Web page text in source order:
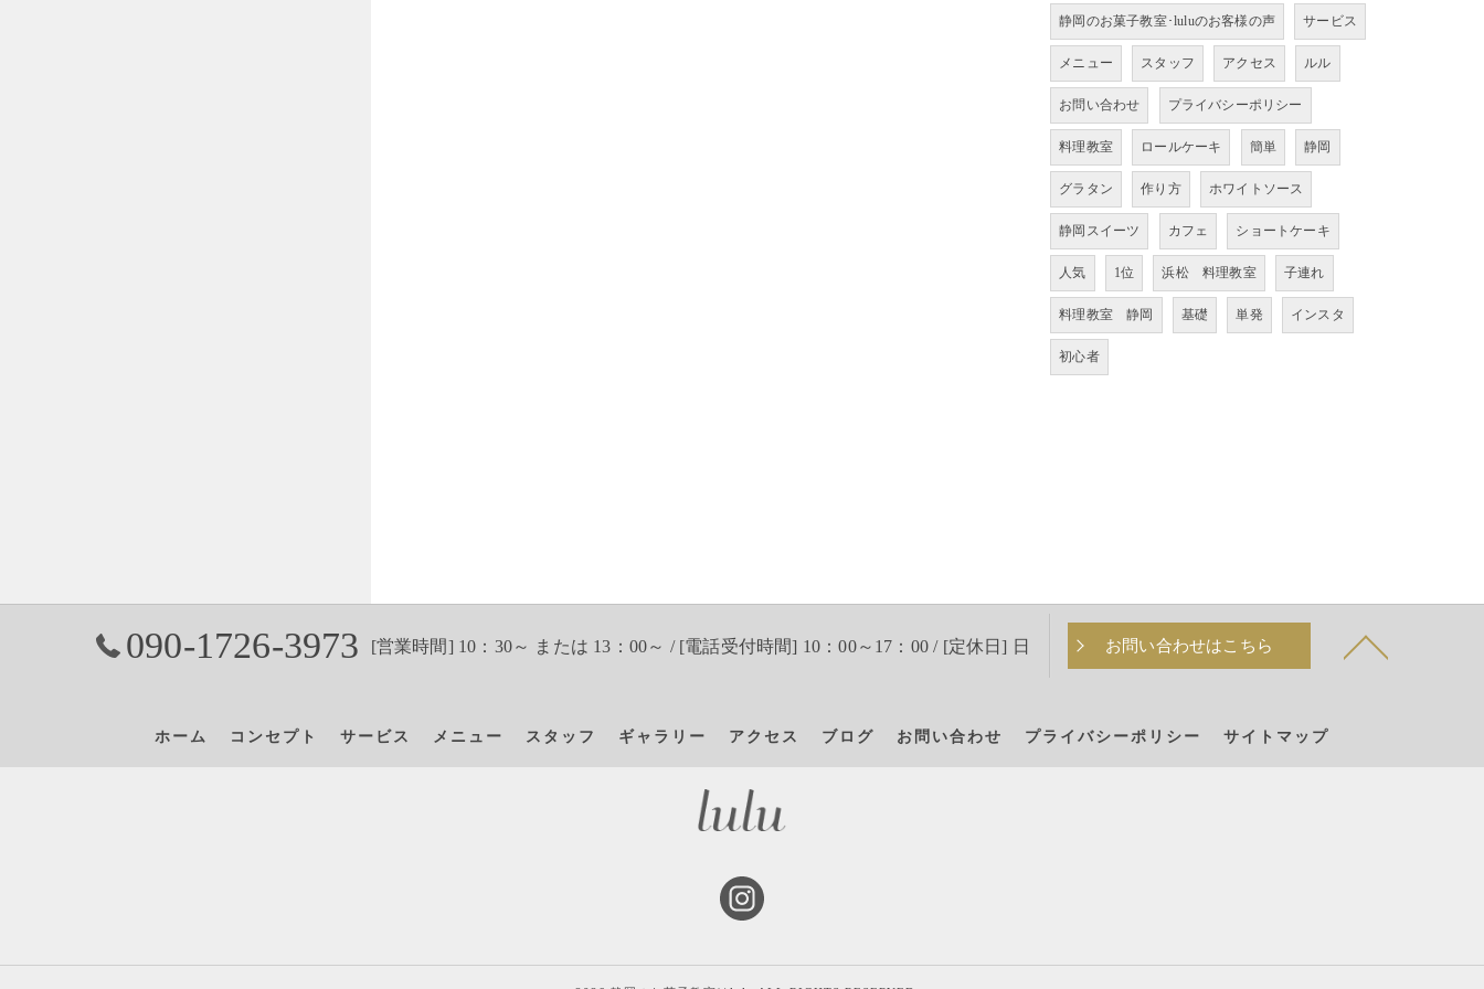
静岡のお菓子教室･luluのお客様の声 サービス
メニュー スタッフ アクセス ルル
お問い合わせ プライバシーポリシー
料理教室 ロールケーキ 簡単 静岡
グラタン 作り方 ホワイトソース
静岡スイーツ カフェ ショートケーキ
人気 1位 浜松 料理教室 子連れ
料理教室 静岡 基礎 単発 インスタ
初心者
090-1726-3973 [営業時間] 10：30～ または 13：00～ / [電話受付時間] 10：00～17：00 / [定休日] 日 お問い合わせはこちら
ホーム コンセプト サービス メニュー スタッフ ギャラリー アクセス ブログ お問い合わせ プライバシーポリシー サイトマップ